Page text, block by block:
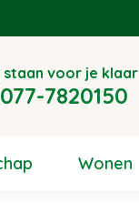
staan voor je klaar
077-7820150
Wonen